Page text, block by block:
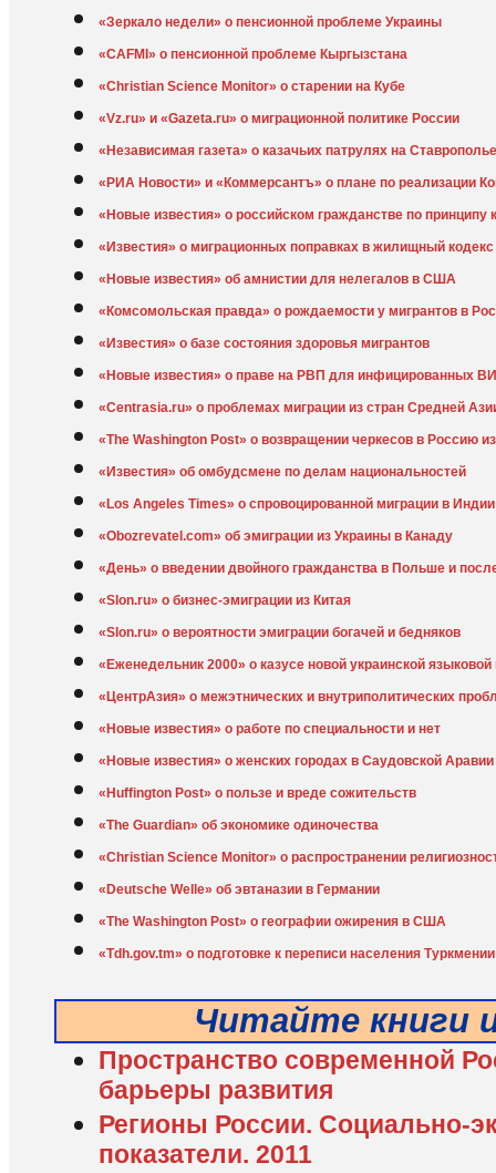
«Зеркало недели» о пенсионной проблеме Украины
«CAFMI» о пенсионной проблеме Кыргызстана
«Christian Science Monitor» о старении на Кубе
«Vz.ru» и «Gazeta.ru» о миграционной политике России
«Независимая газета» о казачьих патрулях на Ставрополье
«РИА Новости» и «Коммерсантъ» о плане по реализации
«Новые известия» о российском гражданстве по принципу
«Известия» о миграционных поправках в жилищный кодекс
«Новые известия» об амнистии для нелегалов в США
«Комсомольская правда» о рождаемости у мигрантов в
«Известия» о базе состояния здоровья мигрантов
«Новые известия» о праве на РВП для инфицированных
«Centrasia.ru» о проблемах миграции из стран Средней
«The Washington Post» о возвращении черкесов в Россию
«Известия» об омбудсмене по делам национальностей
«Los Angeles Times» о спровоцированной миграции в Индии
«Obozrevatel.com» об эмиграции из Украины в Канаду
«День» о введении двойного гражданства в Польше и
«Slon.ru» о бизнес-эмиграции из Китая
«Slon.ru» о вероятности эмиграции богачей и бедняков
«Еженедельник 2000» о казусе новой украинской языковой
«ЦентрАзия» о межэтнических и внутриполитических
«Новые известия» о работе по специальности и нет
«Новые известия» о женских городах в Саудовской Аравии
«Huffington Post» о пользе и вреде сожительств
«The Guardian» об экономике одиночества
«Christian Science Monitor» о распространении
«Deutsche Welle» об эвтаназии в Германии
«The Washington Post» о географии ожирения в США
«Tdh.gov.tm» о подготовке к переписи населения Туркмении
Читайте книги
Пространство современной
барьеры развития
Регионы России. Социально-
показатели. 2011